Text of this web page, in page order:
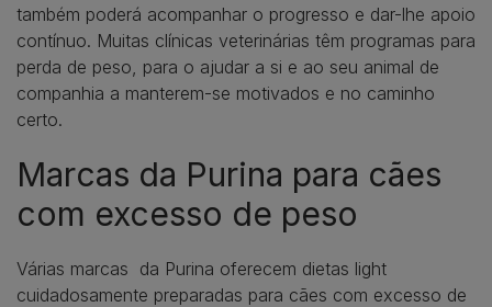
também poderá acompanhar o progresso e dar-lhe apoio
contínuo. Muitas clínicas veterinárias têm programas para
perda de peso, para o ajudar a si e ao seu animal de
companhia a manterem-se motivados e no caminho
certo.
Marcas da Purina para cães
com excesso de peso
Várias marcas da Purina oferecem dietas light
cuidadosamente preparadas para cães com excesso de